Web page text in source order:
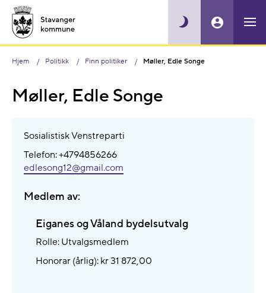
Hjem Politikk Finn politiker Møller, Edle Songe
Møller, Edle Songe
Sosialistisk Venstreparti
Telefon: +4794856266
edlesong12@​gmail.com
Medlem av:
Eiganes og Våland bydelsutvalg
Rolle: Utvalgsmedlem
Honorar (årlig): kr 31 872,00